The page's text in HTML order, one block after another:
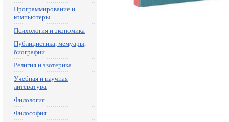
Программирование и
компьютеры
Психология и экономика
Публицистика, мемуары,
биографии
Религия и эзотерика
Учебная и научная
литература
Филология
Философия